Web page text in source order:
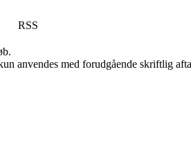
RSS
anvendes med forudgående skriftlig